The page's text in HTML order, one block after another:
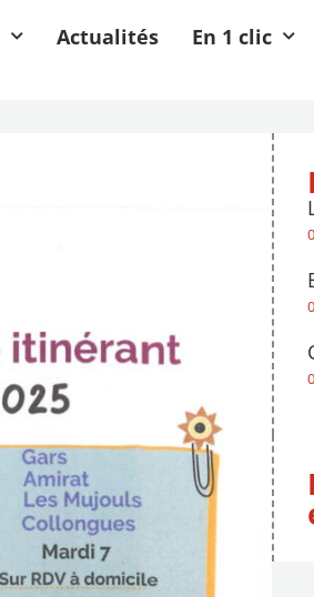
Actualités En 1 clic